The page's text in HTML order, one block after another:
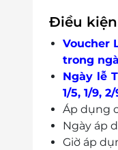
cũng
Nhiều
Với đội
đẳng
hàng.
Điều
Voucher
trong
Ngày lễ
1/5, 1/9,
Áp dụng
Ngày áp
Giờ áp